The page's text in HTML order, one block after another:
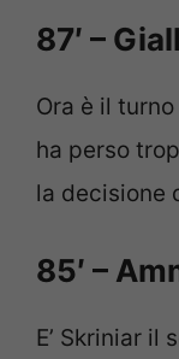
87′ –
Ora è il
ha perso
la decisione
85′ –
E’ Skriniar il